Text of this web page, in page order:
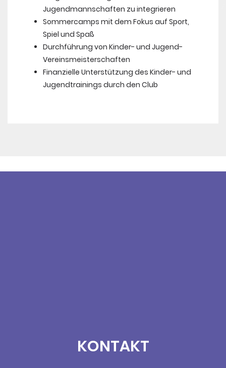
Jugendmannschaften zu integrieren
Sommercamps mit dem Fokus auf Sport,
Spiel und Spaß
Durchführung von Kinder- und Jugend-
Vereinsmeisterschaften
Finanzielle Unterstützung des Kinder- und
Jugendtrainings durch den Club
KONTAKT